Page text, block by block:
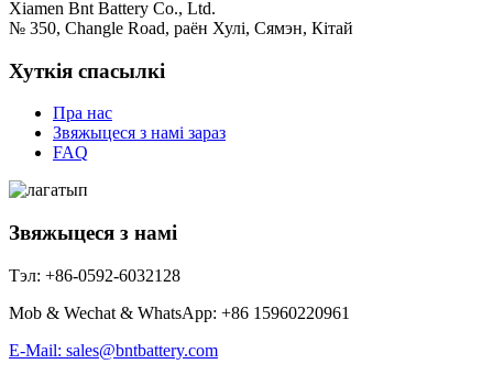
Xiamen Bnt Battery Co., Ltd.
№ 350, Changle Road, раён Хулі, Сямэн, Кітай
Хуткія спасылкі
Пра нас
Звяжыцеся з намі зараз
FAQ
Звяжыцеся з намі
Тэл: +86-0592-6032128
Mob & Wechat & WhatsApp: +86 15960220961
E-Mail: sales@bntbattery.com